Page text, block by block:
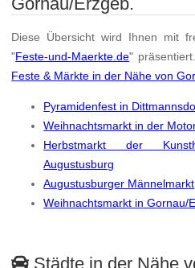
Diese Übersicht wird Ihnen mit
"Feste-und-Maerkte.de"
Feste & Märkte in der Nähe von
Pyramidenfest in
Weihnachtsmarkt in der
Herbstmarkt der
Augustusburg
Augustusburger Männelmarkt
Weihnachtsmarkt in Gornau/
Städte in der Nähe